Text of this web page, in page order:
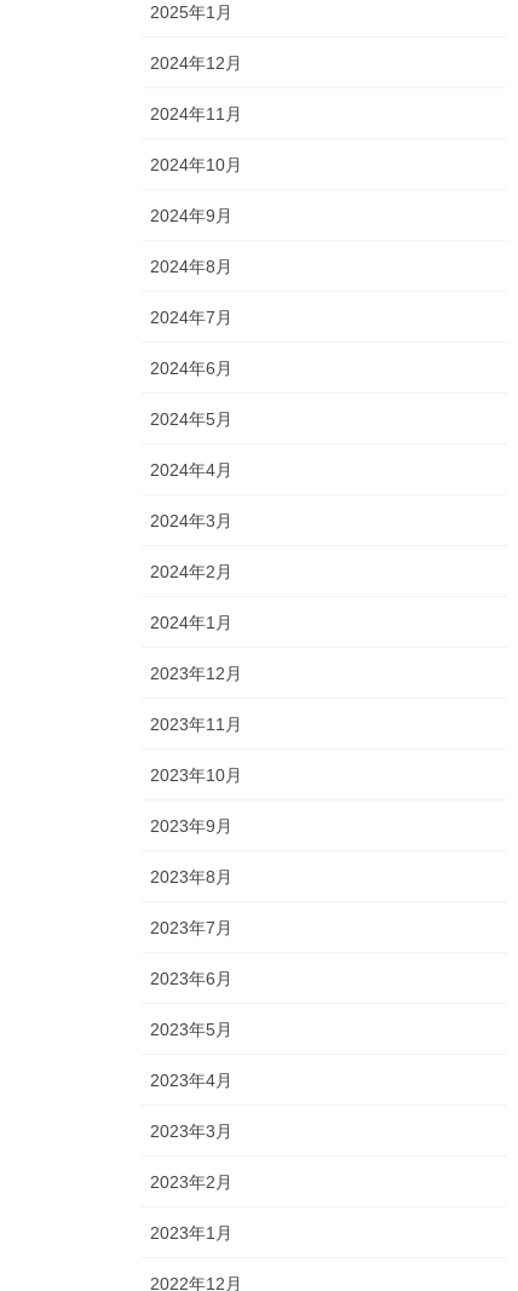
2025年1月
2024年12月
2024年11月
2024年10月
2024年9月
2024年8月
2024年7月
2024年6月
2024年5月
2024年4月
2024年3月
2024年2月
2024年1月
2023年12月
2023年11月
2023年10月
2023年9月
2023年8月
2023年7月
2023年6月
2023年5月
2023年4月
2023年3月
2023年2月
2023年1月
2022年12月